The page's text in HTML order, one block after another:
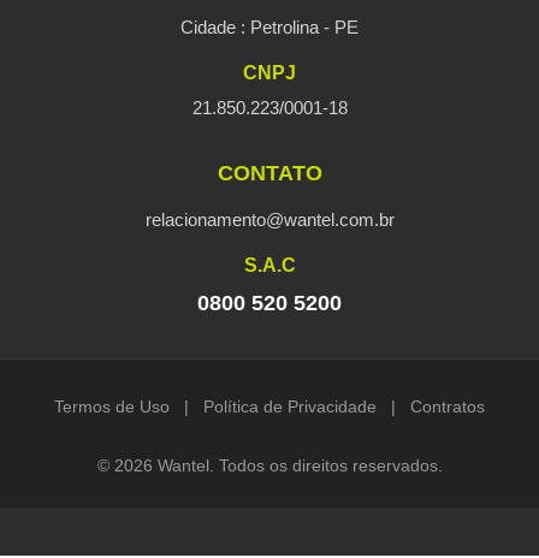
Cidade : Petrolina - PE
CNPJ
21.850.223/0001-18
CONTATO
relacionamento@wantel.com.br
S.A.C
0800 520 5200
Termos de Uso | Política de Privacidade | Contratos
© 2026 Wantel. Todos os direitos reservados.